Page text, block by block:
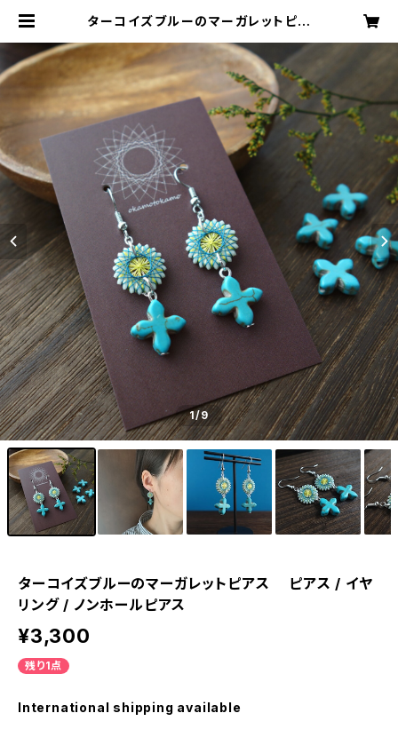
ターコイズブルーのマーガレットピア
ピアス | おかもとかも｜日本の絹糸
で作る【糸まき】アクセサリー専門店
1/9
ターコイズブルーのマーガレットピアス ピアス / イヤ
リング / ノンホールピアス
¥3,300
残り1点
International shipping available